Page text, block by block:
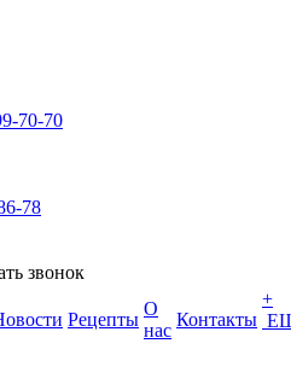
70-70
78
звонок
Рецепты
О
нас
Контакты
+